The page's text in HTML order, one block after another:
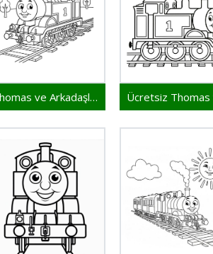
Thomas ve Arkadaşları Yazdırılabilir Resim